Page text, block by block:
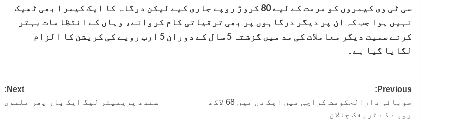
سی ٹی وی کیمروں کو مرمت کے لیے 80 کروڑ روپے جاری کیے لیکن درگاہ کا ایک کیمرا بھی ٹھیک
نہیں ہوا جب کہ ان پر دیگر درگاہوں پر بھی ترقیاتی کام کروانے، وہاں کے انتظامات بہتر
کرنے سمیت دیگر معاملات کی مد میں گزشتہ 5 سال کے دوران 5 ارب روپے کی کرپشن کا الزام
لگایا گیا ہے۔
Post
navigation
Previous:
صوبائی دارالحکومت کراچی میں ایک دن میں 68 لاکھ
روپے کے ٹریفک چالان
Next:
سندھ پریمیئر لیگ ایک بار پھر ملتوی